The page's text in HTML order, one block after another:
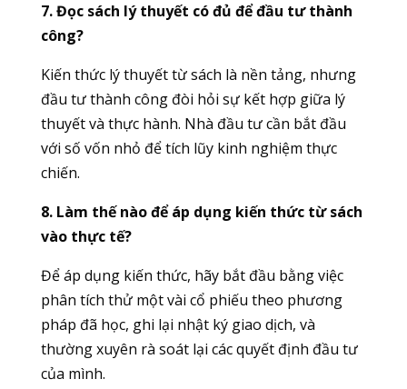
7. Đọc sách lý thuyết có đủ để đầu tư thành
công?
Kiến thức lý thuyết từ sách là nền tảng, nhưng
đầu tư thành công đòi hỏi sự kết hợp giữa lý
thuyết và thực hành. Nhà đầu tư cần bắt đầu
với số vốn nhỏ để tích lũy kinh nghiệm thực
chiến.
8. Làm thế nào để áp dụng kiến thức từ sách
vào thực tế?
Để áp dụng kiến thức, hãy bắt đầu bằng việc
phân tích thử một vài cổ phiếu theo phương
pháp đã học, ghi lại nhật ký giao dịch, và
thường xuyên rà soát lại các quyết định đầu tư
của mình.